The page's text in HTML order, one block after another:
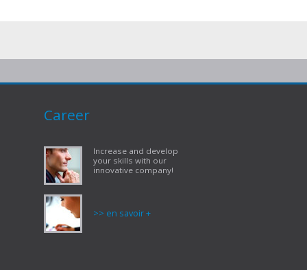
Career
Increase and develop
your skills with our
innovative company!
>> en savoir +